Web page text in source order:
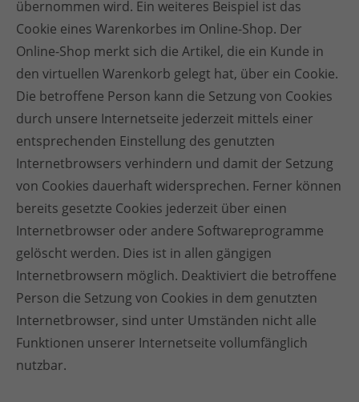
übernommen wird. Ein weiteres Beispiel ist das
Cookie eines Warenkorbes im Online-Shop. Der
Online-Shop merkt sich die Artikel, die ein Kunde in
den virtuellen Warenkorb gelegt hat, über ein Cookie.
Die betroffene Person kann die Setzung von Cookies
durch unsere Internetseite jederzeit mittels einer
entsprechenden Einstellung des genutzten
Internetbrowsers verhindern und damit der Setzung
von Cookies dauerhaft widersprechen. Ferner können
bereits gesetzte Cookies jederzeit über einen
Internetbrowser oder andere Softwareprogramme
gelöscht werden. Dies ist in allen gängigen
Internetbrowsern möglich. Deaktiviert die betroffene
Person die Setzung von Cookies in dem genutzten
Internetbrowser, sind unter Umständen nicht alle
Funktionen unserer Internetseite vollumfänglich
nutzbar.